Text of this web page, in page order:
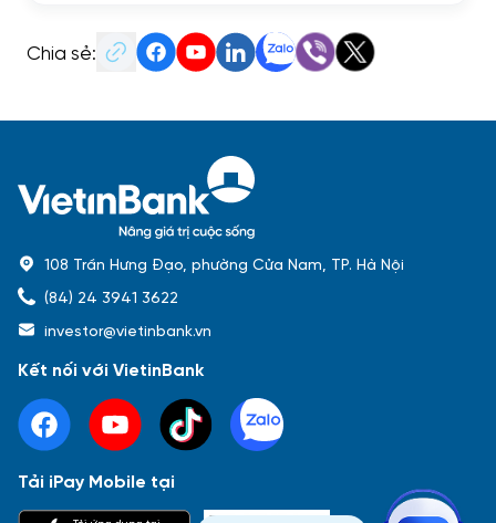
Chia sẻ:
108 Trần Hưng Đạo, phường Cửa Nam, TP. Hà Nội
(84) 24 3941 3622
investor@vietinbank.vn
Kết nối với VietinBank
Tải iPay Mobile tại